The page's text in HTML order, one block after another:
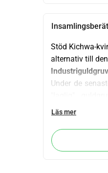
Stöd Kichwa-
alternativ till
Under de
och
kvicksilver.
Läs mer